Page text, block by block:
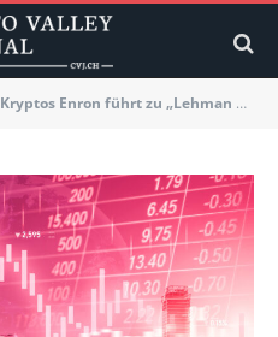
Kryptos Enron führt zu „Lehman Moment“ der Branche